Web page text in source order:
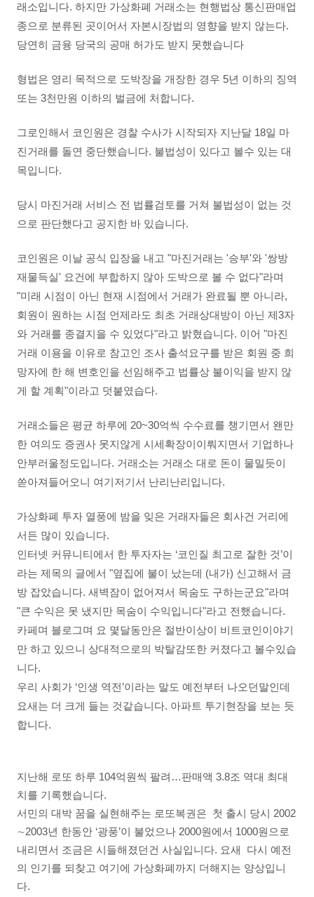
래소입니다. 하지만 가상화폐 거래소는 현행법상 통신판매업
종으로 분류된 곳이어서 자본시장법의 영향을 받지 않는다.
당연히 금융 당국의 공매 허가도 받지 못했습니다
형법은 영리 목적으로 도박장을 개장한 경우 5년 이하의 징역
또는 3천만원 이하의 벌금에 처합니다.
그로인해서 코인원은 경찰 수사가 시작되자 지난달 18일 마
진거래를 돌연 중단했습니다. 불법성이 있다고 볼수 있는 대
목입니다.
당시 마진거래 서비스 전 법률검토를 거쳐 불법성이 없는 것
으로 판단했다고 공지한 바 있습니다.
코인원은 이날 공식 입장을 내고 "마진거래는 '승부'와 '쌍방
재물득실' 요건에 부합하지 않아 도박으로 볼 수 없다"라며
"미래 시점이 아닌 현재 시점에서 거래가 완료될 뿐 아니라,
회원이 원하는 시점 언제라도 최초 거래상대방이 아닌 제3자
와 거래를 종결지을 수 있었다"라고 밝혔습니다. 이어 "마진
거래 이용을 이유로 참고인 조사 출석요구를 받은 회원 중 희
망자에 한 해 변호인을 선임해주고 법률상 불이익을 받지 않
게 할 계획"이라고 덧붙였습다.
거래소들은 평균 하루에 20~30억씩 수수료를 챙기면서 왠만
한 여의도 증권사 못지않게 시세확장이이뤄지면서 기업하나
안부러울정도입니다. 거래소는 거래소 대로 돈이 물밀듯이
쏟아져들어오니 여기저기서 난리난리입니다.
가상화폐 투자 열풍에 밤을 잊은 거래자들은 회사건 거리에
서든 많이 있습니다.
인터넷 커뮤니티에서 한 투자자는 ‘코인질 최고로 잘한 것’이
라는 제목의 글에서 "옆집에 불이 났는데 (내가) 신고해서 금
방 잡았습니다. 새벽잠이 없어져서 목숨도 구하는군요"라며
"큰 수익은 못 냈지만 목숨이 수익입니다"라고 전했습니다.
카페며 블로그며 요 몇달동안은 절반이상이 비트코인이야기
만 하고 있으니 상대적으로의 박탈감또한 커졌다고 볼수있습
니다.
우리 사회가 ‘인생 역전’이라는 말도 예전부터 나오던말인데
요새는 더 크게 들는 것같습니다. 아파트 투기현장을 보는 듯
합니다.
지난해 로또 하루 104억원씩 팔려…판매액 3.8조 역대 최대
치를 기록했습니다.
서민의 대박 꿈을 실현해주는 로또복권은 첫 출시 당시 2002
∼2003년 한동안 ‘광풍’이 불었으나 2000원에서 1000원으로
내리면서 조금은 시들해졌던건 사실입니다. 요새 다시 예전
의 인기를 되찾고 여기에 가상화폐까지 더해지는 양상입니
다.